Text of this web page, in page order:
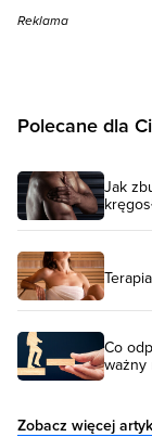
Reklama
Polecane dla
Jak
Co
ważny
Zobacz więcej